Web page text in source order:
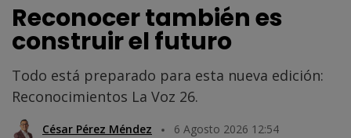
Reconocer también es
construir el futuro
Todo está preparado para esta nueva edición:
Reconocimientos La Voz 26.
César Pérez Méndez 6 Agosto 2026 12:54